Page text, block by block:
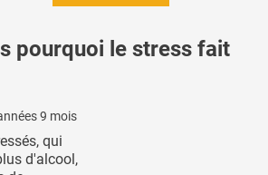
pourquoi le stress fait
9 mois
qui
d'alcool,